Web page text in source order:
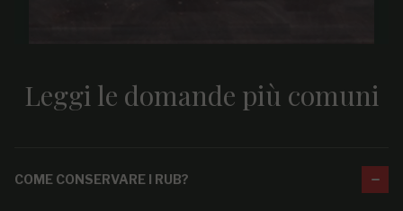
Leggi le domande più comuni
COME CONSERVARE I RUB?